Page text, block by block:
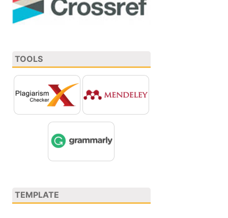
TOOLS
TEMPLATE